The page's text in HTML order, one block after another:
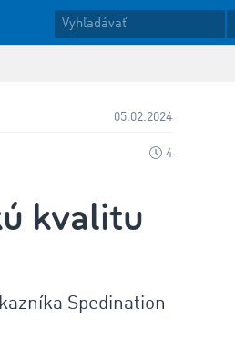
05.02.2024
4
kvalitu
Spedination